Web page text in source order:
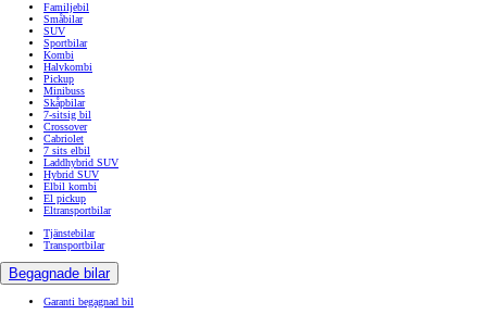
Familjebil
Småbilar
SUV
Sportbilar
Kombi
Halvkombi
Pickup
Minibuss
Skåpbilar
7-sitsig bil
Crossover
Cabriolet
7 sits elbil
Laddhybrid SUV
Hybrid SUV
Elbil kombi
El pickup
Eltransportbilar
Tjänstebilar
Transportbilar
Begagnade bilar
Garanti begagnad bil